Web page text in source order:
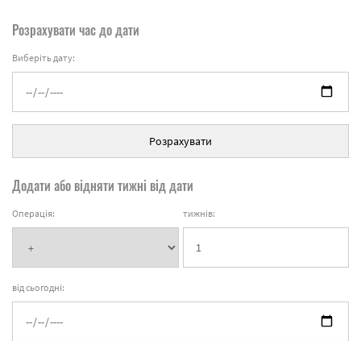
Розрахувати час до дати
Виберіть дату:
Розрахувати
Додати або відняти тижні від дати
Операція: тижнів:
від сьогодні: